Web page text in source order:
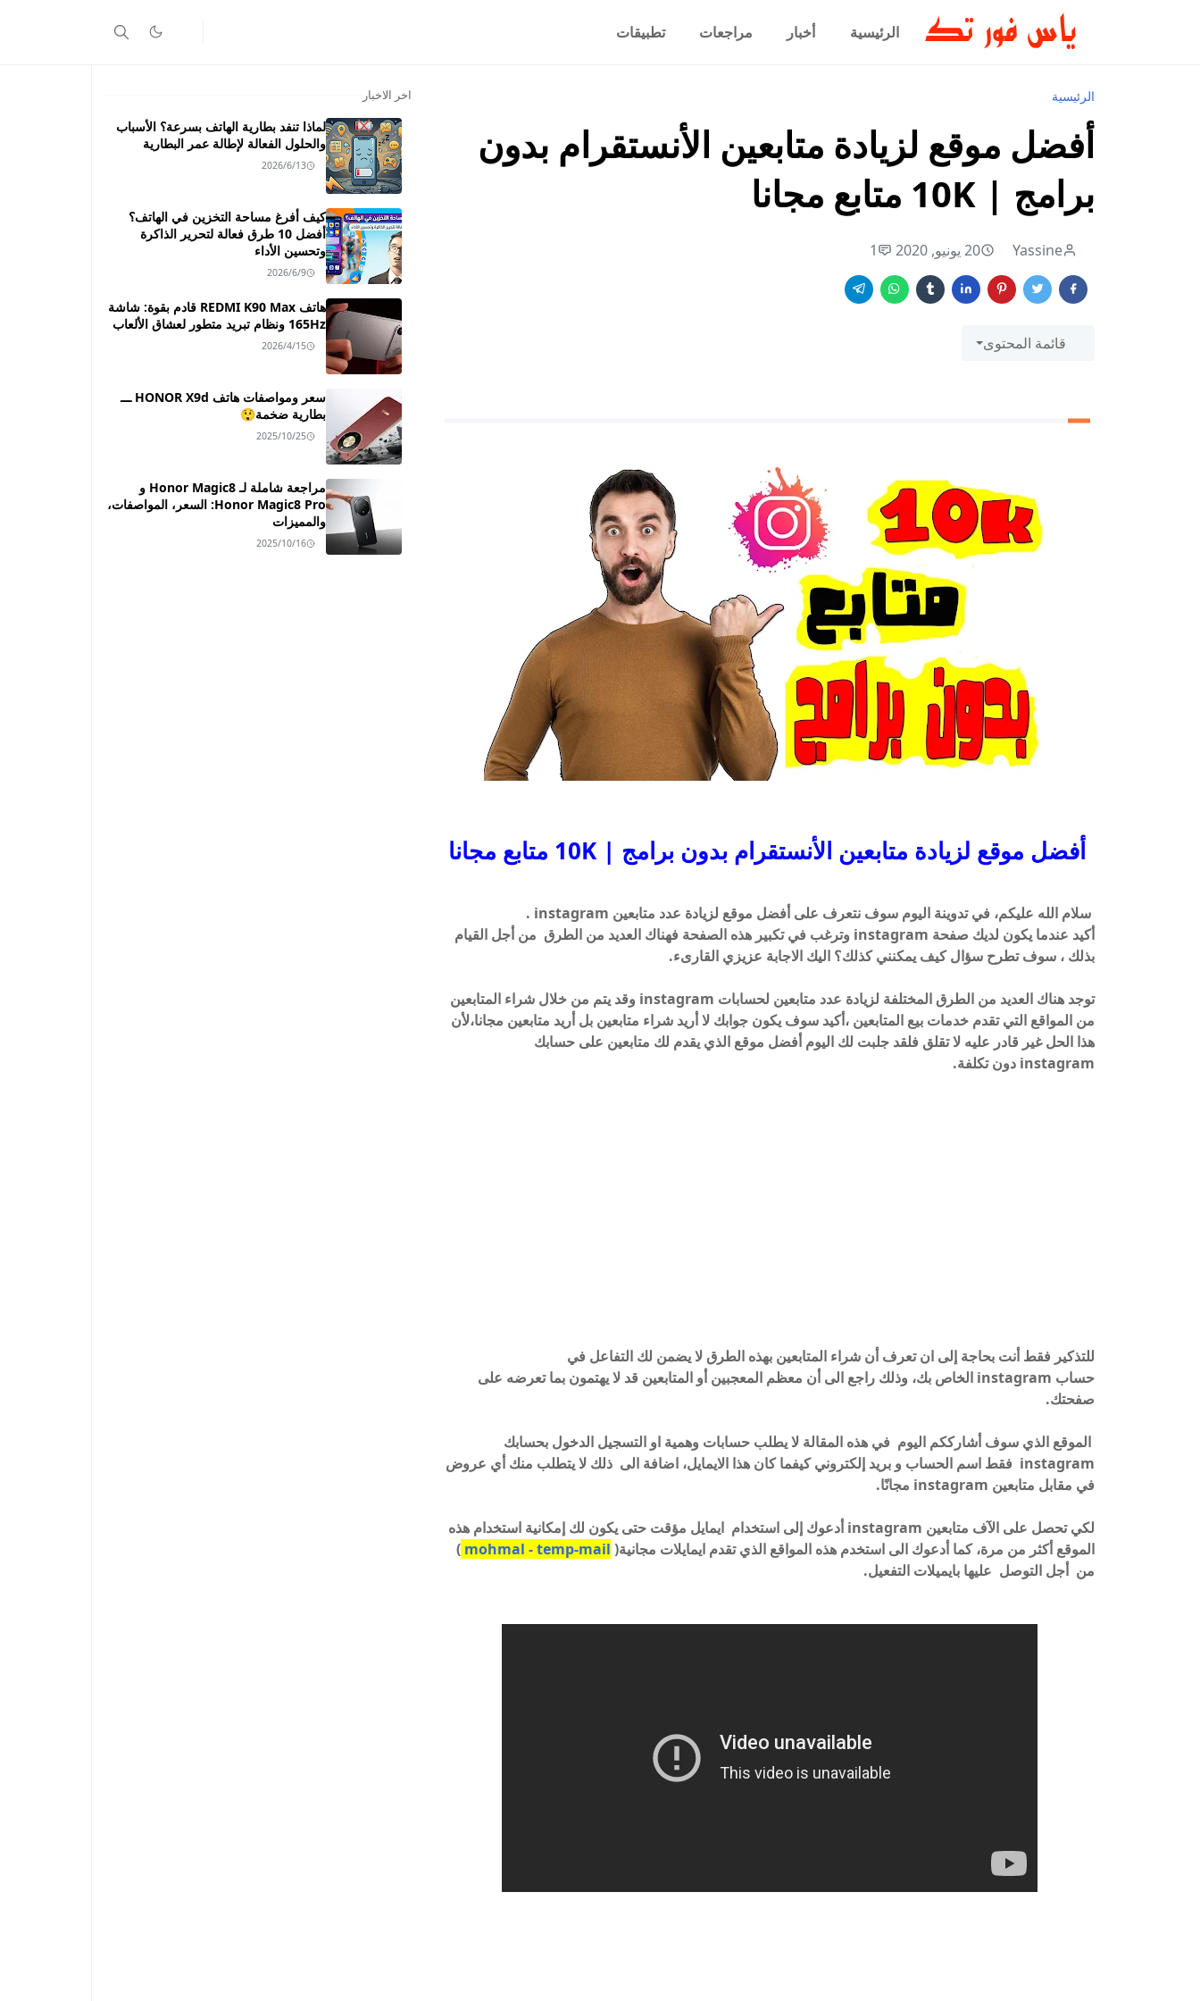
الرئيسية أخبار مراجعات تطبيقات
الرئيسية
أفضل موقع لزيادة متابعين الأنستقرام بدون
برامج | 10K متابع مجانا
Yassine 20 يونيو, 2020 1
قائمة المحتوى
أفضل موقع لزيادة متابعين الأنستقرام بدون برامج | 10K متابع مجانا
سلام الله عليكم، في تدوينة اليوم سوف نتعرف على أفضل موقع لزيادة عدد متابعين instagram .
أكيد عندما يكون لديك صفحة instagram وترغب في تكبير هذه الصفحة فهناك العديد من الطرق من أجل القيام
بذلك ، سوف تطرح سؤال كيف يمكنني كذلك؟ اليك الاجابة عزيزي القارىء.
توجد هناك العديد من الطرق المختلفة لزيادة عدد متابعين لحسابات instagram وقد يتم من خلال شراء المتابعين
من المواقع التي تقدم خدمات بيع المتابعين ،أكيد سوف يكون جوابك لا أريد شراء متابعين بل أريد متابعين مجانا،لأن
هذا الحل غير قادر عليه لا تقلق فلقد جلبت لك اليوم أفضل موقع الذي يقدم لك متابعين على حسابك
instagram دون تكلفة.
للتذكير فقط أنت بحاجة إلى ان تعرف أن شراء المتابعين بهذه الطرق لا يضمن لك التفاعل في
حساب instagram الخاص بك، وذلك راجع الى أن معظم المعجبين أو المتابعين قد لا يهتمون بما تعرضه على
صفحتك.
الموقع الذي سوف أشارككم اليوم في هذه المقالة لا يطلب حسابات وهمية او التسجيل الدخول بحسابك
instagram فقط اسم الحساب و بريد إلكتروني كيفما كان هذا الايمايل، اضافة الى ذلك لا يتطلب منك أي عروض
في مقابل متابعين instagram مجانًا.
لكي تحصل على الآف متابعين instagram أدعوك إلى استخدام ايمايل مؤقت حتى يكون لك إمكانية استخدام هذه
الموقع أكثر من مرة، كما أدعوك الى استخدم هذه المواقع الذي تقدم ايمايلات مجانية(
mohmal -temp-mail
)
من أجل التوصل عليها بايميلات التفعيل.
اخر الاخبار
لماذا تنفد بطارية الهاتف بسرعة؟ الأسباب
والحلول الفعالة لإطالة عمر البطارية
2026/6/13
كيف أفرغ مساحة التخزين في الهاتف؟
أفضل 10 طرق فعالة لتحرير الذاكرة
وتحسين الأداء
2026/6/9
هاتف REDMI K90 Max قادم بقوة: شاشة
165Hz ونظام تبريد متطور لعشاق الألعاب
2026/4/15
سعر ومواصفات هاتف HONOR X9d ـــ
بطارية ضخمة😲
2025/10/25
مراجعة شاملة لـ Honor Magic8 و
Honor Magic8 Pro: السعر، المواصفات،
والمميزات
2025/10/16